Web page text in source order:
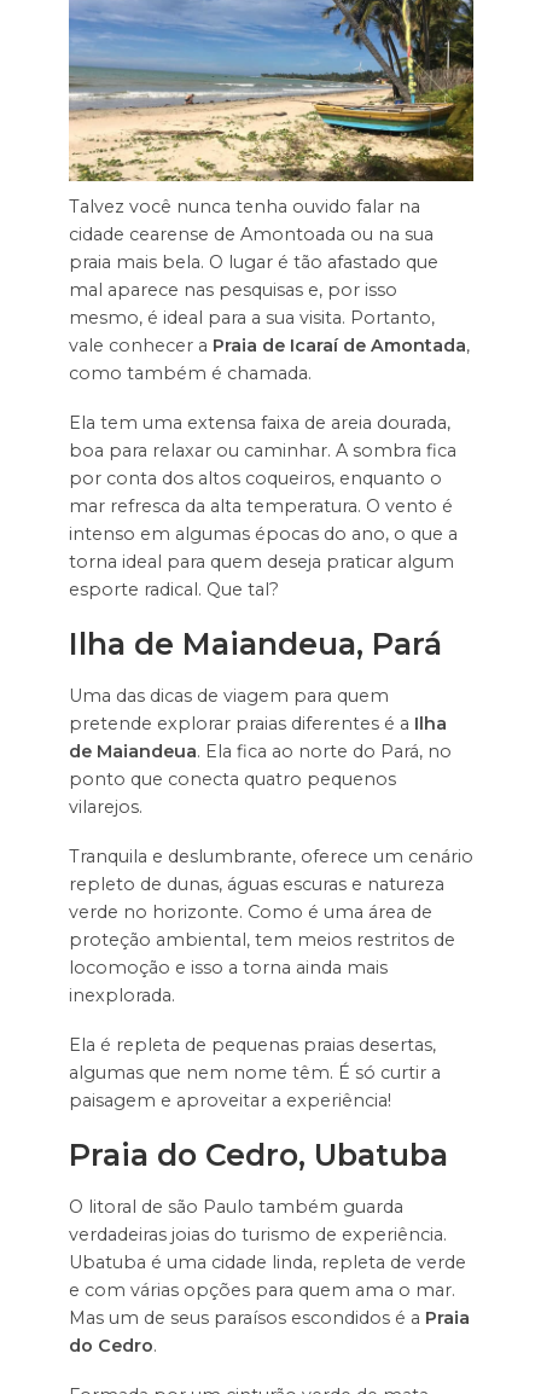
Talvez você nunca tenha ouvido falar na
cidade cearense de Amontoada ou na sua
praia mais bela. O lugar é tão afastado que
mal aparece nas pesquisas e, por isso
mesmo, é ideal para a sua visita. Portanto,
vale conhecer a Praia de Icaraí de Amontada,
como também é chamada.
Ela tem uma extensa faixa de areia dourada,
boa para relaxar ou caminhar. A sombra fica
por conta dos altos coqueiros, enquanto o
mar refresca da alta temperatura. O vento é
intenso em algumas épocas do ano, o que a
torna ideal para quem deseja praticar algum
esporte radical. Que tal?
Ilha de Maiandeua, Pará
Uma das dicas de viagem para quem
pretende explorar praias diferentes é a Ilha
de Maiandeua. Ela fica ao norte do Pará, no
ponto que conecta quatro pequenos
vilarejos.
Tranquila e deslumbrante, oferece um cenário
repleto de dunas, águas escuras e natureza
verde no horizonte. Como é uma área de
proteção ambiental, tem meios restritos de
locomoção e isso a torna ainda mais
inexplorada.
Ela é repleta de pequenas praias desertas,
algumas que nem nome têm. É só curtir a
paisagem e aproveitar a experiência!
Praia do Cedro, Ubatuba
O litoral de são Paulo também guarda
verdadeiras joias do turismo de experiência.
Ubatuba é uma cidade linda, repleta de verde
e com várias opções para quem ama o mar.
Mas um de seus paraísos escondidos é a Praia
do Cedro.